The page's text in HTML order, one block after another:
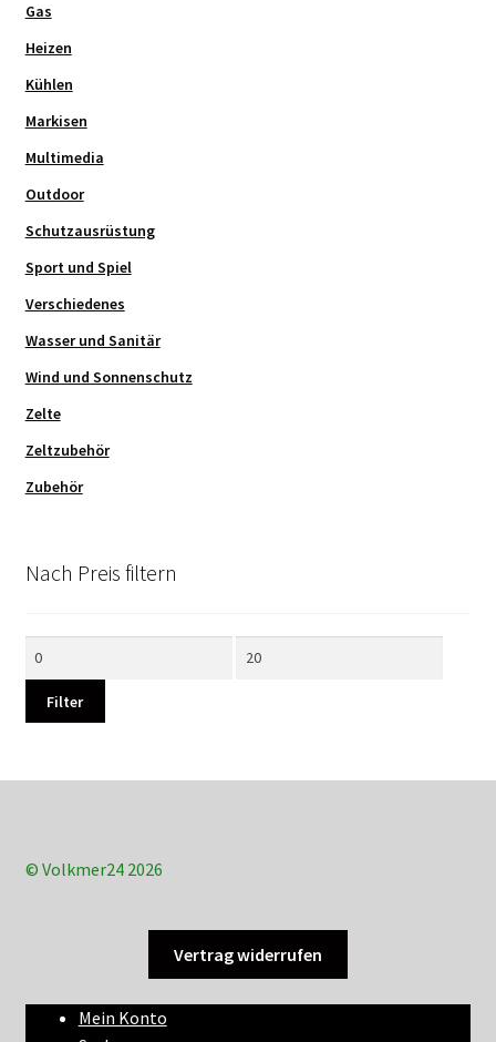
Gas
Heizen
Kühlen
Markisen
Multimedia
Outdoor
Schutzausrüstung
Sport und Spiel
Verschiedenes
Wasser und Sanitär
Wind und Sonnenschutz
Zelte
Zeltzubehör
Zubehör
Nach Preis filtern
Filter
© Volkmer24 2026
Vertrag widerrufen
Mein Konto